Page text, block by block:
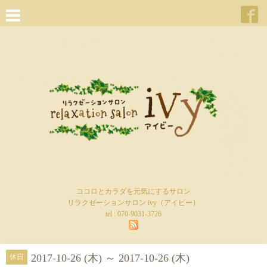
ココロとカラダを元気にするサロン
リラクゼーションサロン ivy（アイビー）
tel : 070-9031-3726
休日 2017-10-26 (木) ～ 2017-10-26 (木)